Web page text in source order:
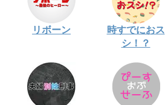
リボーン
時すでにおス
シ！？